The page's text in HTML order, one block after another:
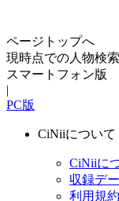
ページトップへ
現時点での人物検
スマートフォン版
|
PC版
CiNiiについて
CiNiiに
収録デ
利用規